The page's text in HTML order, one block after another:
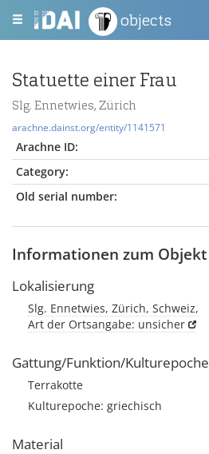
objects
Statuette einer Frau
Slg. Ennetwies, Zürich
arachne.dainst.org/entity/1141571
Arachne ID:
Category:
Old serial number:
Informationen zum Objekt
Lokalisierung
Slg. Ennetwies, Zürich, Schweiz,
Art der Ortsangabe: unsicher
Gattung/Funktion/Kulturepoche
Terrakotte
Kulturepoche: griechisch
Material